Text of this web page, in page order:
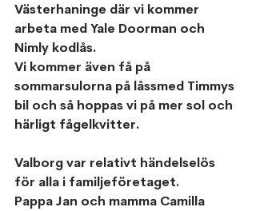
Västerhaninge där vi kommer
arbeta med Yale Doorman och
Nimly kodlås.
Vi kommer även få på
sommarsulorna på låssmed Timmys
bil och så hoppas vi på mer sol och
härligt fågelkvitter.
Valborg var relativt händelselös
för alla i familjeföretaget.
Pappa Jan och mamma Camilla